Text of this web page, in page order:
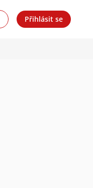
Přihlásit se